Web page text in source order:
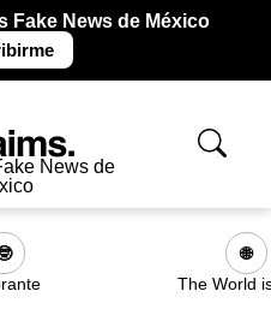
Fake News de México
News de
🌐
The World